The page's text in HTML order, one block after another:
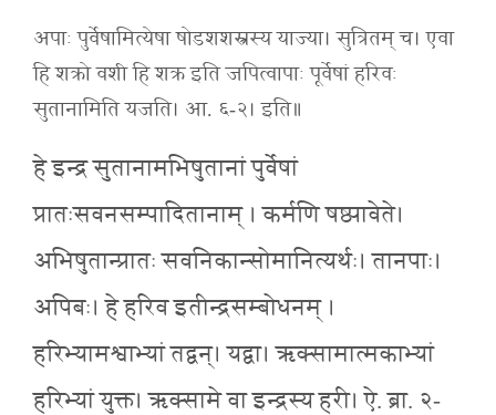
अपाः पुर्वेषामित्येषा षोडशशस्त्रस्य याज्या। सुत्रितम् च। एवा
हि शक्रो वशी हि शक्र इति जपित्वापाः पूर्वेषां हरिवः
सुतानामिति यजति। आ. ६-२। इति॥
हे इन्द्र सुतानामभिषुतानां पुर्वेषां
प्रातःसवनसम्पादितानाम् । कर्मणि षष्ठ्यावेते।
अभिषुतान्प्रातः सवनिकान्सोमानित्यर्थः। तानपाः।
अपिबः। हे हरिव इतीन्द्रसम्बोधनम् ।
हरिभ्यामश्वाभ्यां तद्वन्। यद्वा। ऋक्सामात्मकाभ्यां
हरिभ्यां युक्त। ऋक्सामे वा इन्द्रस्य हरी। ऐ. ब्रा. २-